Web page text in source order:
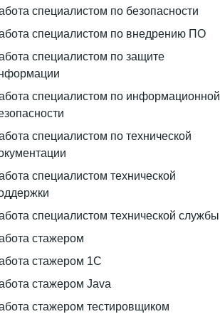
специалистом по безопасности
специалистом по внедрению ПО
специалистом по защите
специалистом по информационной
специалистом по технической
специалистом технической
специалистом технической службы
стажером
стажером 1С
стажером Java
стажером тестировщиком